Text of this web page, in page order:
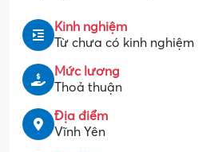
Kinh nghiệm
Từ chưa có kinh nghiệm
Mức lương
Thoả thuận
Địa điểm
Vĩnh Yên